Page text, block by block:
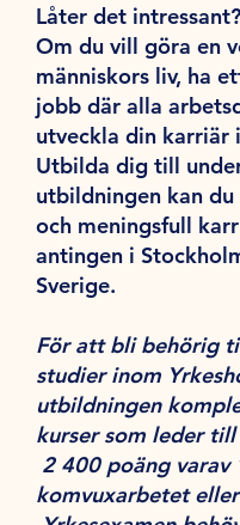
Låter det intressant?
Om du vill göra en
människors liv, ha
jobb där alla
utveckla din karriär
Utbilda dig till
utbildningen kan
och meningsfull
antingen i
Sverige.
För att bli behörig
studier inom
utbildningen
kurser som leder
2 400 poäng
komvuxarbetet